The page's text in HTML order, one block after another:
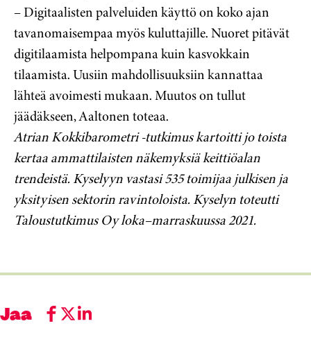
– Digitaalisten palveluiden käyttö on koko ajan
tavanomaisempaa myös kuluttajille. Nuoret pitävät
digitilaamista helpompana kuin kasvokkain
tilaamista. Uusiin mahdollisuuksiin kannattaa
lähteä avoimesti mukaan. Muutos on tullut
jäädäkseen, Aaltonen toteaa.
Atrian Kokkibarometri -tutkimus kartoitti jo toista
kertaa ammattilaisten näkemyksiä keittiöalan
trendeistä. Kyselyyn vastasi 535 toimijaa julkisen ja
yksityisen sektorin ravintoloista. Kyselyn toteutti
Taloustutkimus Oy loka–marraskuussa 2021.
Jaa